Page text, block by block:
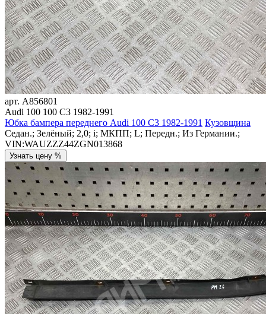
арт. A856801
Audi 100 100 C3 1982-1991
Юбка бампера переднего Audi 100 C3 1982-1991 Кузовщина
Седан.; Зелёный; 2,0; i; МКПП; L; Передн.; Из Германии.;
VIN:WAUZZZ44ZGN013868
Узнать цену %